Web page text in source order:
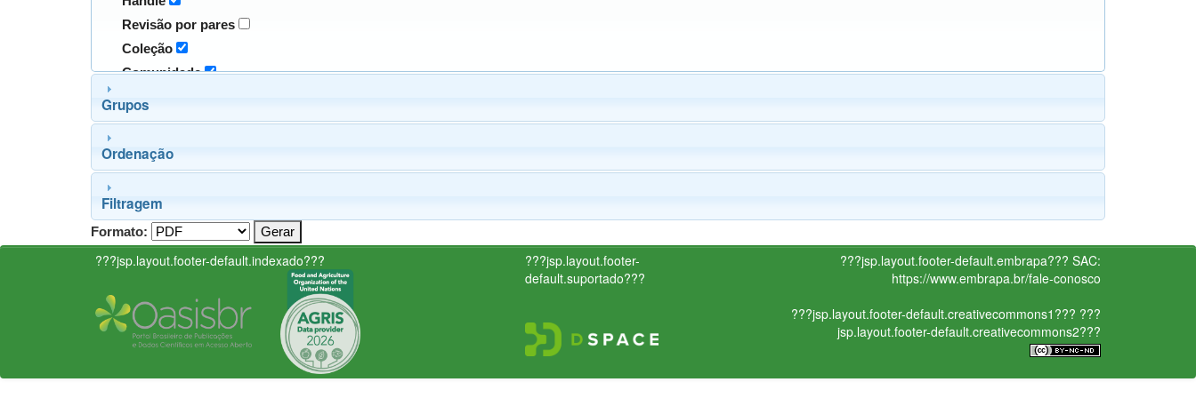
Revisão por pares
Coleção
Comunidade
Grupos
Ordenação
Filtragem
Formato:
???jsp.layout.footer-default.indexado???
???jsp.layout.footer-
default.suportado???
???jsp.layout.footer-default.embrapa??? SAC:
https://www.embrapa.br/fale-conosco
???jsp.layout.footer-default.creativecommons1??? ???
jsp.layout.footer-default.creativecommons2???